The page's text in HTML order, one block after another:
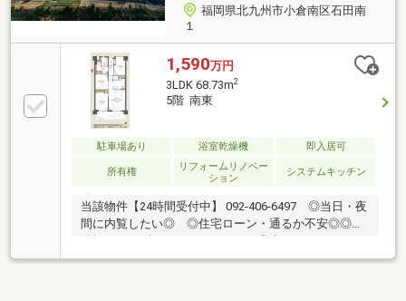
福岡県北九州市小倉南区石田南
１
1,590万円
3LDK 68.73m2
5階 南東
駐車場あり 浴室乾燥機 即入居可
所有権
リフォームリノベー
ション
システムキッチン
当該物件【24時間受付中】 092-406-6497 ◎当日・夜
間に内覧したい◎ ◎住宅ローン・通るか不安◎◎物
んでも・いつでも♪〇長期修繕計画、有り♪〇大規模修